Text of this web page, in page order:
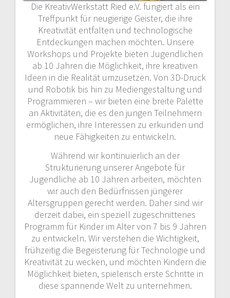
Die KreativWerkstatt Ried e.V. fungiert als ein
Treffpunkt für neugierige Geister, die ihre
Kreativität entfalten und technologische
Entdeckungen machen möchten. Unsere
Workshops und Projekte bieten Jugendlichen
ab 10 Jahren die Möglichkeit, ihre kreativen
Ideen in die Realität umzusetzen. Von 3D-Druck
und Robotik bis hin zu Mediengestaltung und
Programmieren – wir bieten eine breite Palette
an Aktivitäten, die es den jungen Teilnehmern
ermöglichen, ihre Interessen zu erkunden und
neue Fähigkeiten zu entwickeln.
Während wir kontinuierlich an der
Strukturierung unserer Angebote für
Jugendliche ab 10 Jahren arbeiten, möchten
wir auch den Bedürfnissen jüngerer
Altersgruppen gerecht werden. Daher sind wir
derzeit dabei, ein speziell zugeschnittenes
Programm für Kinder im Alter von 7 bis 9 Jahren
zu entwickeln. Wir verstehen die Wichtigkeit,
frühzeitig die Begeisterung für Technologie und
Kreativität zu wecken, und möchten Kindern die
Möglichkeit bieten, spielerisch erste Schritte in
diese spannende Welt zu unternehmen.